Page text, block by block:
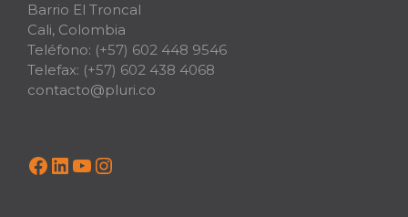
Barrio El Troncal
Cali, Colombia
Teléfono: (+57) 602 448 9546
Telefax: (+57) 602 438 4068
contacto@pluri.co
Facebook LinkedIn YouTube Instagram